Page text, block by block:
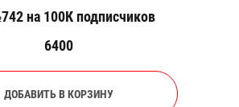
на 100К подписчиков
6400
ДОБАВИТЬ В КОРЗИНУ